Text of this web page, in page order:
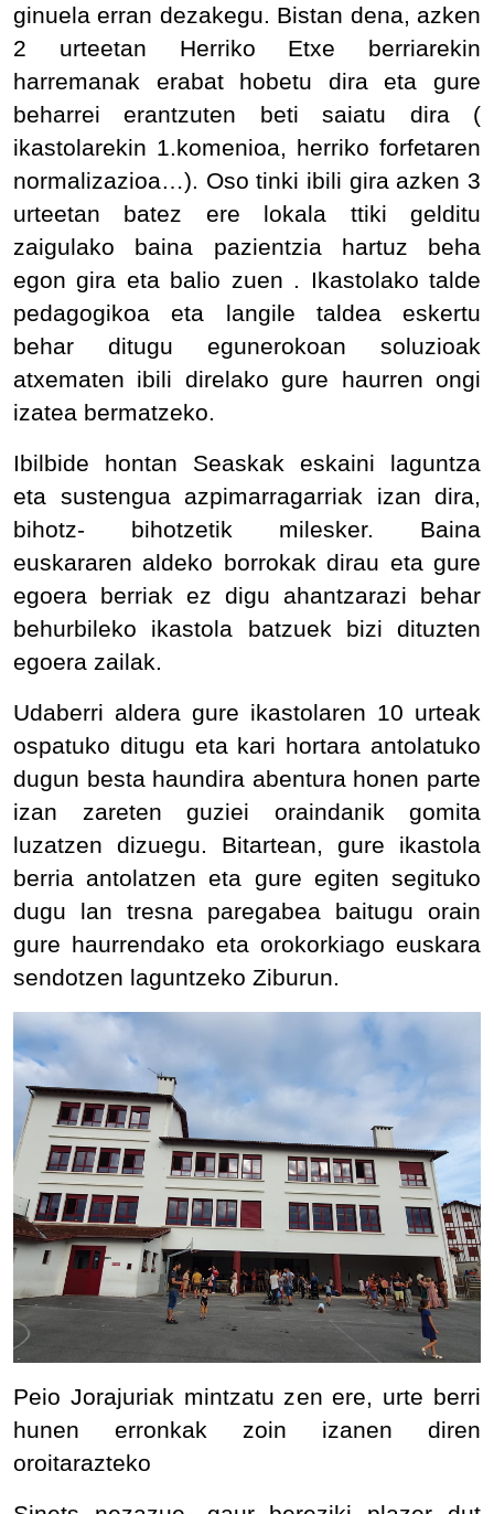
ginuela erran dezakegu. Bistan dena, azken
2 urteetan Herriko Etxe berriarekin
harremanak erabat hobetu dira eta gure
beharrei erantzuten beti saiatu dira (
ikastolarekin 1.komenioa, herriko forfetaren
normalizazioa…). Oso tinki ibili gira azken 3
urteetan batez ere lokala ttiki gelditu
zaigulako baina pazientzia hartuz beha
egon gira eta balio zuen . Ikastolako talde
pedagogikoa eta langile taldea eskertu
behar ditugu egunerokoan soluzioak
atxematen ibili direlako gure haurren ongi
izatea bermatzeko.
Ibilbide hontan Seaskak eskaini laguntza
eta sustengua azpimarragarriak izan dira,
bihotz- bihotzetik milesker. Baina
euskararen aldeko borrokak dirau eta gure
egoera berriak ez digu ahantzarazi behar
behurbileko ikastola batzuek bizi dituzten
egoera zailak.
Udaberri aldera gure ikastolaren 10 urteak
ospatuko ditugu eta kari hortara antolatuko
dugun besta haundira abentura honen parte
izan zareten guziei oraindanik gomita
luzatzen dizuegu. Bitartean, gure ikastola
berria antolatzen eta gure egiten segituko
dugu lan tresna paregabea baitugu orain
gure haurrendako eta orokorkiago euskara
sendotzen laguntzeko Ziburun.
Peio Jorajuriak mintzatu zen ere, urte berri
hunen erronkak zoin izanen diren
oroitarazteko